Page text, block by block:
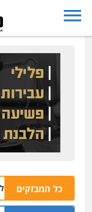
כל המבזקים
שפת הבריכה של בניין